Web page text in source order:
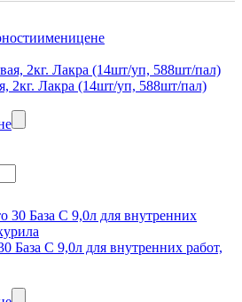
именицене
2кг. Лакра (14шт/уп, 588шт/пал)
База С 9,0л для внутренних работ,